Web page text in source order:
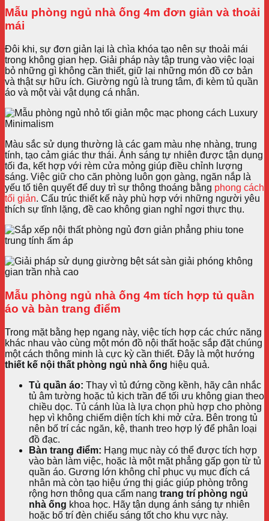
Mẫu phòng ngủ nhà ống 4m đơn giản và thoải
mái
Đôi khi, sự đơn giản lại là chìa khóa tạo nên sự thoải mái
trong không gian hẹp. Giải pháp này tập trung vào việc loại
bỏ những gì không cần thiết, giữ lại những món đồ cơ bản
và thật sự hữu ích. Giường ngủ là trung tâm, đi kèm tủ quần
áo và một vài vật dụng cá nhân.
Màu sắc sử dụng thường là các gam màu nhẹ nhàng, trung
tính, tạo cảm giác thư thái. Ánh sáng tự nhiên được tận dụng
tối đa, kết hợp với rèm cửa mỏng giúp điều chỉnh lượng
sáng. Việc giữ cho căn phòng luôn gọn gàng, ngăn nắp là
yếu tố tiên quyết để duy trì sự thông thoáng bằng phong cách
tối giản. Cấu trúc thiết kế này phù hợp với những người yêu
thích sự tĩnh lặng, đề cao không gian nghỉ ngơi thực thụ.
Mẫu phòng ngủ nhà ống 4m tích hợp tủ quần
áo và bàn trang điểm
Trong mặt bằng hẹp ngang này, việc tích hợp các chức năng
khác nhau vào cùng một món đồ nội thất hoặc sắp đặt chúng
một cách thông minh là cực kỳ cần thiết. Đây là một hướng
thiết kế nội thất phòng ngủ nhà ống hiệu quả.
Tủ quần áo: Thay vì tủ đứng cồng kềnh, hãy cân nhắc
tủ âm tường hoặc tủ kịch trần để tối ưu không gian theo
chiều dọc. Tủ cánh lùa là lựa chọn phù hợp cho phòng
hẹp vì không chiếm diện tích khi mở cửa. Bên trong tủ
nên bố trí các ngăn, kệ, thanh treo hợp lý để phân loại
đồ đạc.
Bàn trang điểm: Hạng mục này có thể được tích hợp
vào bàn làm việc, hoặc là một mặt phẳng gấp gọn từ tủ
quần áo. Gương lớn không chỉ phục vụ mục đích cá
nhân mà còn tạo hiệu ứng thị giác giúp phòng trông
rộng hơn thông qua cẩm nang trang trí phòng ngủ
nhà ống khoa học. Hãy tận dụng ánh sáng tự nhiên
hoặc bố trí đèn chiếu sáng tốt cho khu vực này.